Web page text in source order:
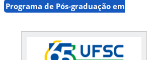
Programa de Pós-graduação em